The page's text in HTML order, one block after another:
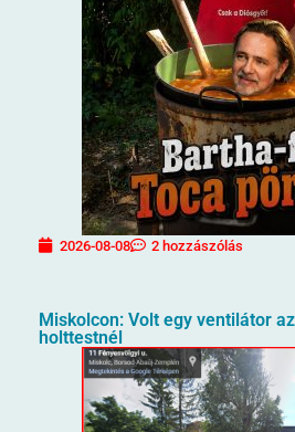
2026-08-08 2 hozzászólás
Miskolcon: Volt egy ventilátor
holttestnél